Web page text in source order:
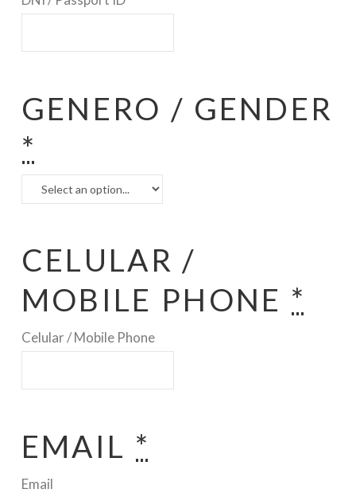
GENERO / GENDER
*
CELULAR /
MOBILE PHONE *
Celular / Mobile Phone
EMAIL *
Email